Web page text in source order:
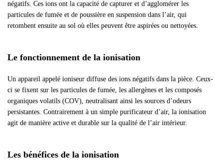
négatifs. Ces ions ont la capacité de capturer et d’agglomérer les
particules de fumée et de poussière en suspension dans l’air, qui
retombent ensuite au sol où elles peuvent être aspirées ou nettoyées.
Le fonctionnement de la ionisation
Un appareil appelé ioniseur diffuse des ions négatifs dans la pièce. Ceux-
ci se fixent sur les particules de fumée, les allergènes et les composés
organiques volatils (COV), neutralisant ainsi les sources d’odeurs
persistantes. Contrairement à un simple purificateur d’air, la ionisation
agit de manière active et durable sur la qualité de l’air intérieur.
Les bénéfices de la ionisation